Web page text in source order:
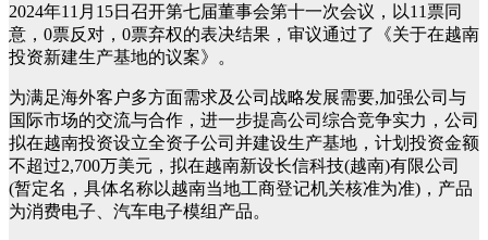
2024年11月 15日召开第七届董事会第十一次会议，以11票同
意， 0票反对， 0票弃权的表决结果，审议通过了《关于在越南
投资新建生产基地的议案》。
为满足海外客户多方面需求及公司战略发展需要,加强公司与
国际市场的交流与合作，进一步提高公司综合竞争实力，公司
拟在越南投资设立全资子公司并建设生产基地，计划投资金额
不超过2,700万美元，拟在越南新设长信科技(越南)有限公司
(暂定名，具体名称以越南当地工商登记机关核准为准) ，产品
为消费电子、汽车电子模组产品。